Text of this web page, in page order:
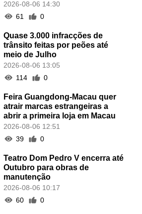
2026-08-06 14:30
61
0
Quase 3.000 infracções de
trânsito feitas por peões até
meio de Julho
2026-08-06 13:05
114
0
Feira Guangdong-Macau quer
atrair marcas estrangeiras a
abrir a primeira loja em Macau
2026-08-06 12:51
39
0
Teatro Dom Pedro V encerra até
Outubro para obras de
manutenção
2026-08-06 10:17
60
0